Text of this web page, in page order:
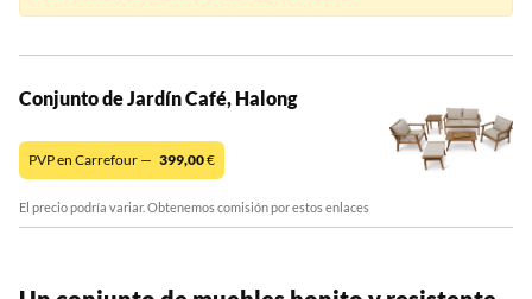
Conjunto de Jardín Café, Halong
PVP en Carrefour — 399,00€
El precio podría variar. Obtenemos comisión por estos enlaces